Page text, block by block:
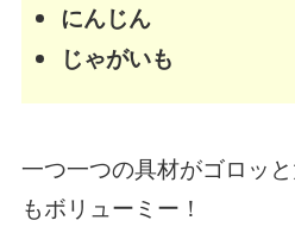
にんじん
じゃがいも
一つ一つの具材がゴロッ
もボリューミー！